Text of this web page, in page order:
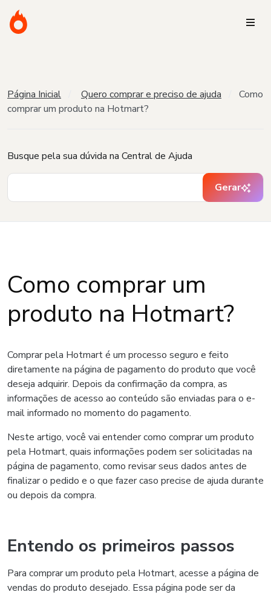
Página Inicial Quero comprar e preciso de ajuda
Como
comprar um produto na Hotmart?
Busque pela sua dúvida na Central de Ajuda
Gerar
Como comprar um
produto na Hotmart?
Comprar pela Hotmart é um processo seguro e feito
diretamente na página de pagamento do produto que você
deseja adquirir. Depois da confirmação da compra, as
informações de acesso ao conteúdo são enviadas para o e-
mail informado no momento do pagamento.
Neste artigo, você vai entender como comprar um produto
pela Hotmart, quais informações podem ser solicitadas na
página de pagamento, como revisar seus dados antes de
finalizar o pedido e o que fazer caso precise de ajuda durante
ou depois da compra.
Entendo os primeiros passos
Para comprar um produto pela Hotmart, acesse a página de
vendas do produto desejado. Essa página pode ser da